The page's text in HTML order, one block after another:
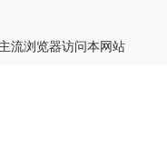
流浏览器访问本网站